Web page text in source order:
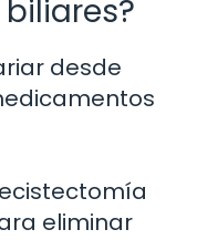
desde
eliminar